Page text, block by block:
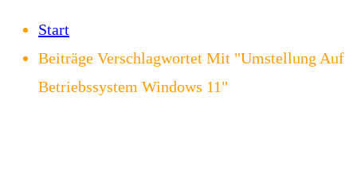
Start
Beiträge Verschlagwortet Mit "Umstellung Auf
Betriebssystem Windows 11"